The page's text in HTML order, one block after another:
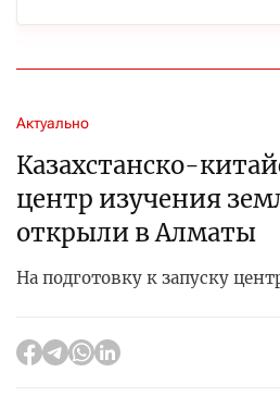
Актуально
Казахстанско-
центр изучения
открыли в Алматы
На подготовку к запуску